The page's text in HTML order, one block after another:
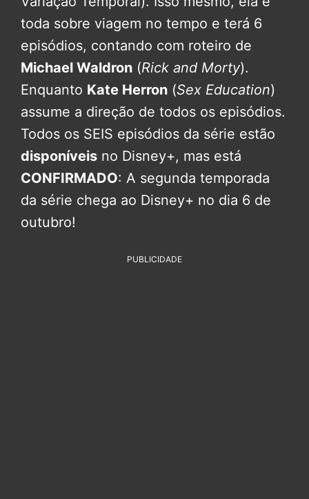
toda sobre viagem no tempo e terá 6
episódios, contando com roteiro de
Michael Waldron (Rick and Morty).
Enquanto Kate Herron (Sex Education)
assume a direção de todos os episódios.
Todos os SEIS episódios da série estão
disponíveis no Disney+, mas está
CONFIRMADO: A segunda temporada
da série chega ao Disney+ no dia 6 de
outubro!
PUBLICIDADE